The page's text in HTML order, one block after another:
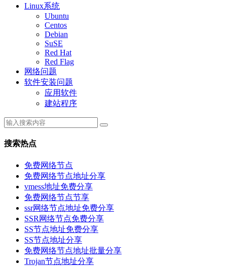
Linux系统
Ubuntu
Centos
Debian
SuSE
Red Hat
Red Flag
网络问题
软件安装问题
应用软件
建站程序
搜索热点
免费网络节点
免费网络节点地址分享
vmess地址免费分享
免费网络节点节享
ssr网络节点地址免费分享
SSR网络节点免费分享
SS节点地址免费分享
SS节点地址分享
免费网络节点地址批量分享
Trojan节点地址分享